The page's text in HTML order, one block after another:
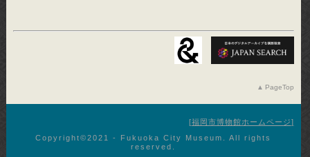
PageTop
福岡市博物館ホームページ
Copyright©︎2021 - Fukuoka City Museum. All rights
reserved.